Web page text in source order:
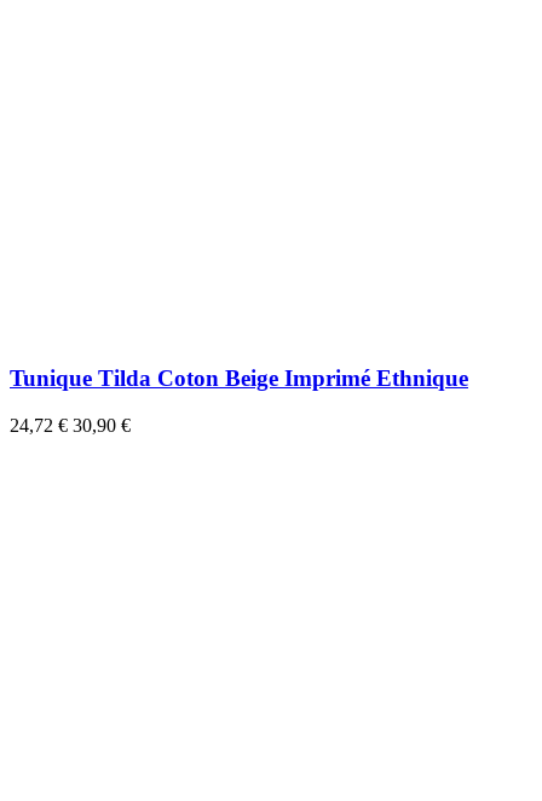
Tunique Tilda Coton Beige Imprimé Ethnique
24,72 € 30,90 €